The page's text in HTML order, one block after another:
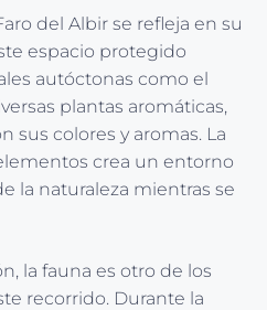
del Albir se refleja en su
espacio protegido
autóctonas como el
plantas aromáticas,
sus colores y aromas. La
crea un entorno
la naturaleza mientras se
la fauna es otro de los
recorrido. Durante la